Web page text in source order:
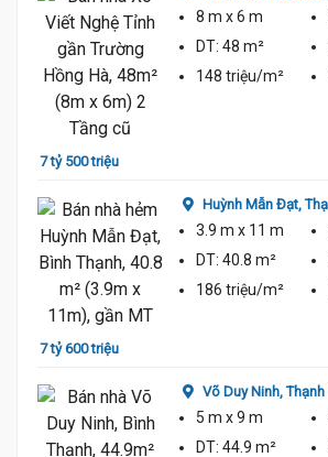
7 tỷ 500 triệu
8 m x 6 m
DT: 48 m²
148 triệu/m²
7 tỷ 600 triệu
Huỳnh Mẫn Đạt,
3.9 m x 11 m
DT: 40.8 m²
186 triệu/m²
Võ Duy Ninh,Thạnh
5 m x 9 m
DT: 44.9 m²